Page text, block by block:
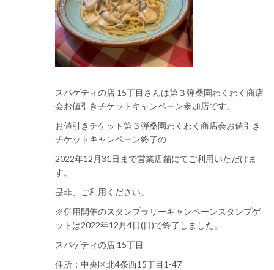
スパゲティの店 15丁目さんは第３弾桑園わくわく商店
会お値引きチケットキャンペーン参加店です。
お値引きチケット第３弾桑園わくわく商店会お値引き
チケットキャンペーン終了の
2022年12月31日まで営業店舗にてご利用いただけま
す。
是非、ご利用ください。
※併用開催のスタンプラリーキャンペーンスタンプゲ
ットは2022年12月4日(日)で終了しました。
スパゲティの店 15丁目
住所：中央区北4条西15丁目1-47